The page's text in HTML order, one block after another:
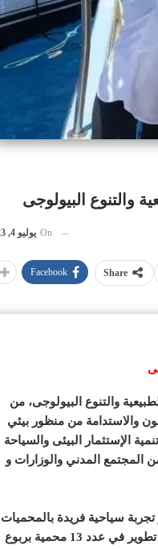
On يوليو 4, 2023
Share
Facebook
الموارد الطبيعية والتنوع البيولوجى، من
والاستدامة من منظور بيئي
الإستثمار البيئى والسياحة
المجتمع المدني والوزارات و
تجربة سياحية فريدة بالمحميات
ترتقى للمستويات العالمية و توفر خدمات للزوار بالمحميات، مع الاستفادة من ما تم من تطوير في عدد 13 محمية بربوع